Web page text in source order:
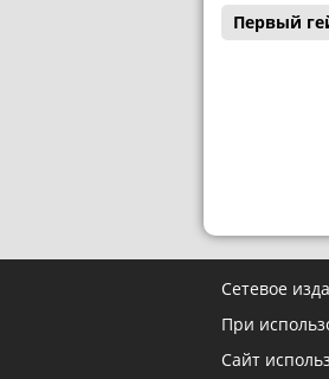
Первый
Сетевое
При
Сайт